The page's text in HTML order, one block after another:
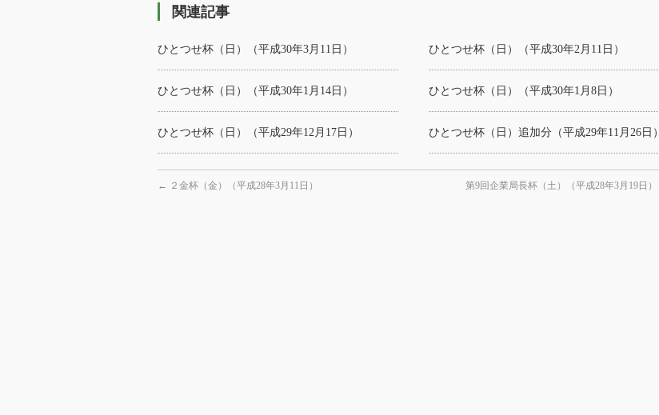
関連記事
ひとつせ杯（日）（平成30年3月11日） ひとつせ杯（日）（平成30年2月11日）
ひとつせ杯（日）（平成30年1月14日） ひとつせ杯（日）（平成30年1月8日）
ひとつせ杯（日）（平成29年12月17日） ひとつせ杯（日）追加分（平成29年11月26日）
← ２金杯（金）（平成28年3月11日） 第9回企業局長杯（土）（平成28年3月19日）